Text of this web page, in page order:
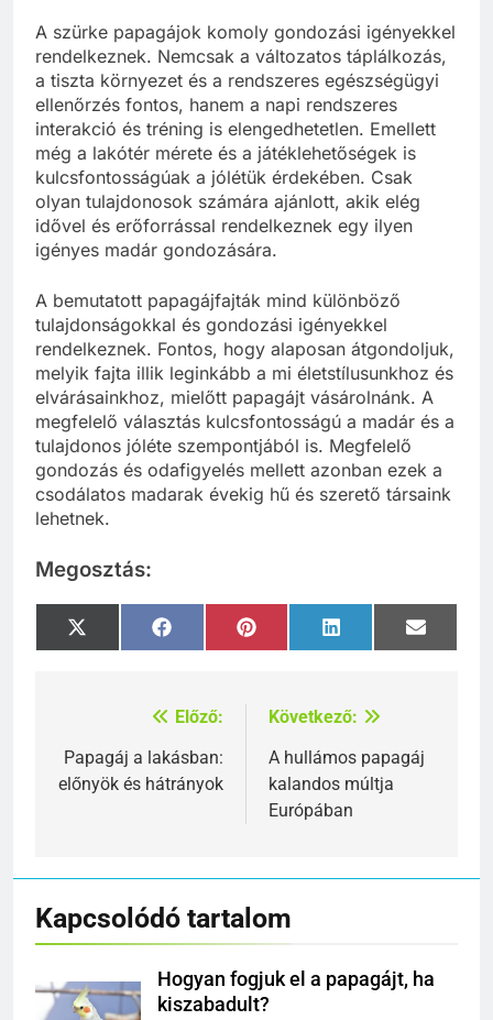
A szürke papagájok komoly gondozási igényekkel
rendelkeznek. Nemcsak a változatos táplálkozás,
a tiszta környezet és a rendszeres egészségügyi
ellenőrzés fontos, hanem a napi rendszeres
interakció és tréning is elengedhetetlen. Emellett
még a lakótér mérete és a játéklehetőségek is
kulcsfontosságúak a jólétük érdekében. Csak
olyan tulajdonosok számára ajánlott, akik elég
idővel és erőforrással rendelkeznek egy ilyen
igényes madár gondozására.
A bemutatott papagájfajták mind különböző
tulajdonságokkal és gondozási igényekkel
rendelkeznek. Fontos, hogy alaposan átgondoljuk,
melyik fajta illik leginkább a mi életstílusunkhoz és
elvárásainkhoz, mielőtt papagájt vásárolnánk. A
megfelelő választás kulcsfontosságú a madár és a
tulajdonos jóléte szempontjából is. Megfelelő
gondozás és odafigyelés mellett azonban ezek a
csodálatos madarak évekig hű és szerető társaink
lehetnek.
Megosztás:
Share
on
X
(Twitter)
Share
on
FacebookShare
on
Pinterest Share
on
LinkedIn
Share
on
Email
Bejegyzés
navigáció
Előző:
Papagáj a lakásban:
előnyök és hátrányok
Következő:
A hullámos papagáj
kalandos múltja
Európában
Kapcsolódó tartalom
Hogyan fogjuk el a papagájt, ha
kiszabadult?